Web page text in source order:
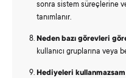
sonra sistem süreçlerine
tanımlanır.
Neden bazı görevleri
kullanıcı gruplarına veya
Hediyeleri